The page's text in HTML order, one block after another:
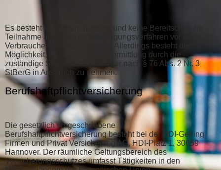
Es besteht keine Verpflichtung und keine Bereitschaft zur
Teilnahme an einem Streitbeilegungsverfahren vor einer
Verbraucherschlichtungsstelle. Allerdings besteht die
Möglichkeit, im Streitfall eine Vermittlung durch die
zuständige Steuerberaterkammer nach § 76 Abs. 2 Nr. 3
StBerG in Anspruch zu nehmen.
Berufshaftpflichtversicherung
Die gesetzlich vorgeschriebene
Berufshaftpflichtversicherung besteht bei der HDI-Gerling
Firmen und Privat Versicherung AG, HDI-Platz 1, 30659
Hannover. Der räumliche Geltungsbereich des
Versicherungsschutzes umfasst Tätigkeiten in den